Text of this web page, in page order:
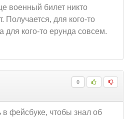
военный билет никто
Получается, для кого-то
для кого-то ерунда совсем.
0
в фейсбуке, чтобы знал об